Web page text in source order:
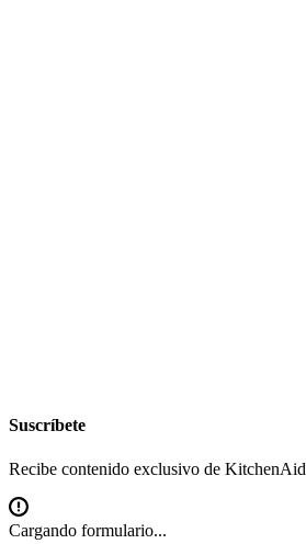
Suscríbete
Recibe contenido exclusivo de KitchenAid
Cargando formulario...